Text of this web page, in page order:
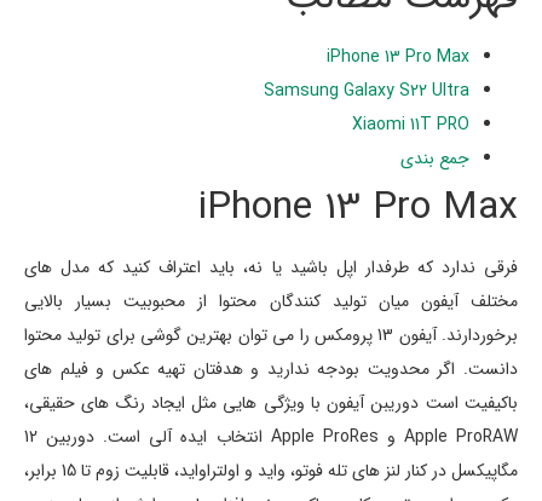
iPhone 13 Pro Max
Samsung Galaxy S22 Ultra
Xiaomi 11T PRO
جمع بندی
iPhone 13 Pro Max
فرقی ندارد که طرفدار اپل باشید یا نه، باید اعتراف کنید که مدل های
مختلف آیفون میان تولید کنندگان محتوا از محبوبیت بسیار بالایی
برخوردارند. آیفون 13 پرومکس را می توان بهترین گوشی برای تولید محتوا
دانست. اگر محدویت بودجه ندارید و هدفتان تهیه عکس و فیلم های
باکیفیت است دوریبن آیفون با ویژگی هایی مثل ایجاد رنگ های حقیقی،
Apple ProRAW و Apple ProRes انتخاب ایده آلی است. دوربین 12
مگاپیکسل در کنار لنز های تله فوتو، واید و اولتراواید، قابلیت زوم تا 15 برابر،